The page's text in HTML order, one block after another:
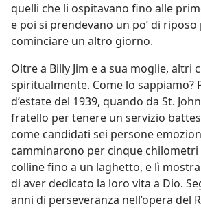
quelli che li ospitavano fino alle
e poi si prendevano un po’ di
cominciare un altro giorno.
Oltre a Billy Jim e a sua moglie, altri
spiritualmente. Come lo sappiamo?
d’estate del 1939, quando da St.
fratello per tenere un servizio
come candidati sei persone
camminarono per cinque chilometri
colline fino a un laghetto, e lì
di aver dedicato la loro vita a Dio.
anni di perseveranza nell’opera del